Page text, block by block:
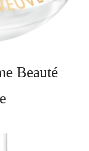
Beauté